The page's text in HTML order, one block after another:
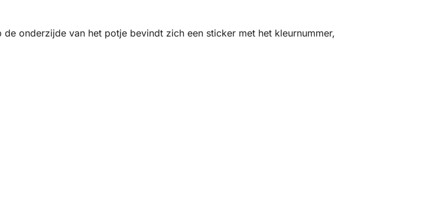
de onderzijde van het potje bevindt zich een sticker met het kleurnummer,